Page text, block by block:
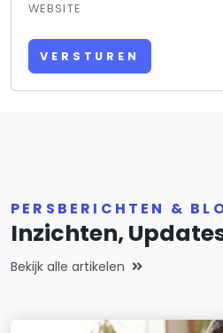
WEBSITE
VERSTUREN
PERSBERICHTEN &
Inzichten,
Bekijk alle artikelen